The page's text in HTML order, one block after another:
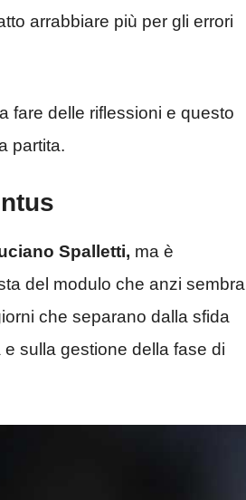
arrabbiare più per gli errori
fare delle riflessioni e questo
partita.
Spalletti, ma è
del modulo che anzi sembra
che separano dalla sfida
sulla gestione della fase di